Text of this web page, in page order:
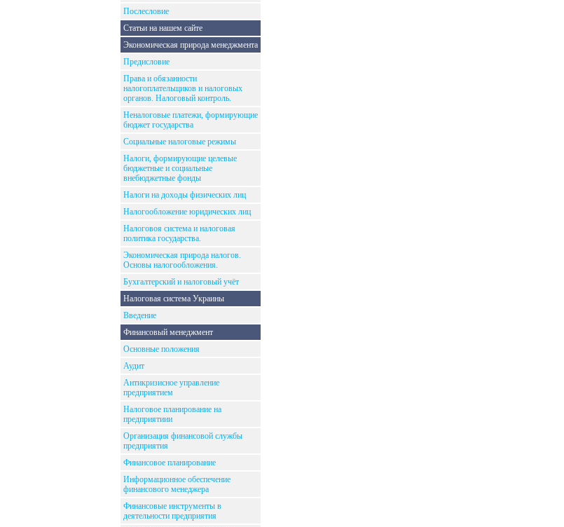
Послесловие
Статьи на нашем сайте
Экономическая природа менеджмента
Предисловие
Права и обязанности
налогоплательщиков и налоговых
органов. Налоговый контроль.
Неналоговые платежи, формирующие
бюджет государства
Социальные налоговые режимы
Налоги, формирующие целевые
бюджетные и социальные
внебюджетные фонды
Налоги на доходы физических лиц
Налогообложение юридических лиц
Налоговоя система и налоговая
политика государства.
Экономическая природа налогов.
Основы налогообложения.
Бухгалтерский и налоговый учёт
Налоговая система Украины
Введение
Финансовый менеджмент
Основные положения
Аудит
Антикризисное управление
предприятием
Налоговое планирование на
предприятиии
Организация финансовой службы
предприятия
Финансовое планирование
Информационное обеспечение
финансового менеджера
Финансовые инструменты в
деятельности предприятия